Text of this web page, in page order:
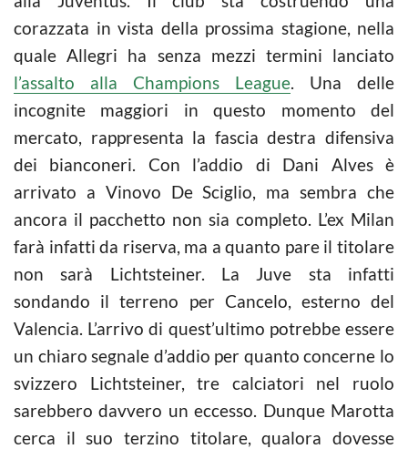
corazzata in vista della prossima stagione, nella
quale Allegri ha senza mezzi termini lanciato
l’assalto alla Champions League. Una delle
incognite maggiori in questo momento del
mercato, rappresenta la fascia destra difensiva
dei bianconeri. Con l’addio di Dani Alves è
arrivato a Vinovo De Sciglio, ma sembra che
ancora il pacchetto non sia completo. L’ex Milan
farà infatti da riserva, ma a quanto pare il titolare
non sarà Lichtsteiner. La Juve sta infatti
sondando il terreno per Cancelo, esterno del
Valencia. L’arrivo di quest’ultimo potrebbe essere
un chiaro segnale d’addio per quanto concerne lo
svizzero Lichtsteiner, tre calciatori nel ruolo
sarebbero davvero un eccesso. Dunque Marotta
cerca il suo terzino titolare, qualora dovesse